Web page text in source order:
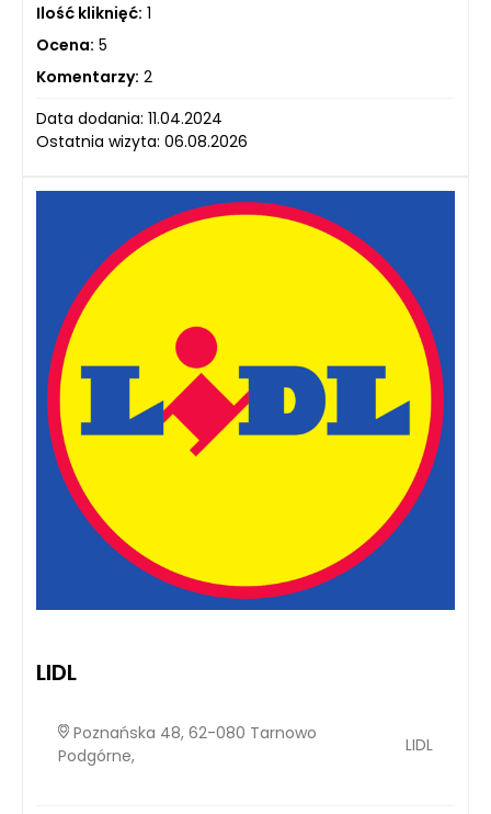
Ilość kliknięć: 1
Ocena: 5
Komentarzy: 2
Data dodania: 11.04.2024
Ostatnia wizyta: 06.08.2026
LIDL
Poznańska 48, 62-080 Tarnowo
Podgórne,
LIDL